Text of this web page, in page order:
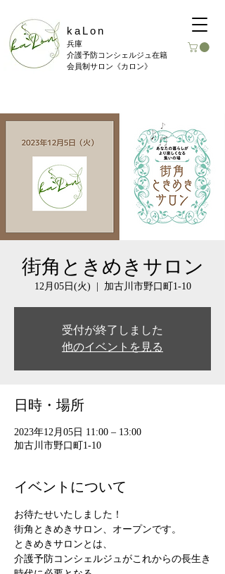
kaLon
​兵庫
介護予防コンシェルジュ在籍
会員制サロン《カロン》
街角ときめきサロン
12月05日(火) 加古川市野口町1-10
受付が終了しました
他のイベントを見る
日時・場所
2023年12月05日 11:00 – 13:00
加古川市野口町1-10
イベントについて
お待たせいたしました！
街角ときめきサロン、オープンです。
ときめきサロンとは、
介護予防コンシェルジュがこれからの長生き